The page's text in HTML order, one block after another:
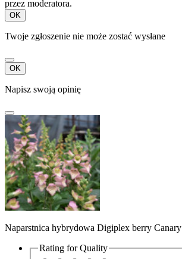
przez moderatora.
OK
Twoje zgłoszenie nie może zostać wysłane
OK
Napisz swoją opinię
Naparstnica hybrydowa Digiplex berry Canary
Rating forQuality